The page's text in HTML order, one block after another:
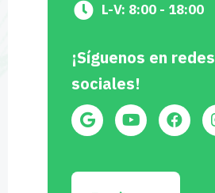
L-V: 8:00 - 18:00
¡Síguenos en redes
sociales!